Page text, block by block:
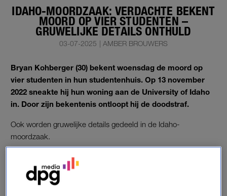
IDAHO-MOORDZAAK: VERDACHTE BEKENT
MOORD OP VIER STUDENTEN –
GRUWELIJKE DETAILS ONTHULD
03-07-2025 | AMBER BROUWERS
Bryan Kohberger (30) bekent woensdag de moord op
vier studenten in hun studentenhuis. Op 13 november
2022 sneakte hij hun woning aan de University of Idaho
in. Door zijn bekentenis ontloopt hij de doodstraf.
Ook worden gruwelijke details gedeeld in de Idaho-
moordzaak.
IDAHO-MOORDZAAK
Kaylee Goncalves (21), Madison Mogen (21), Ethan Chapin